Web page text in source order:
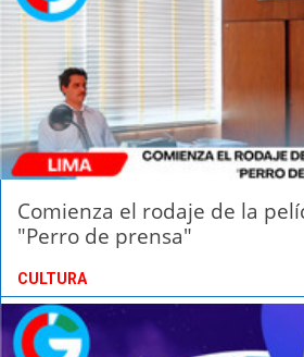
Comienza el rodaje de la
"Perro de prensa"
CULTURA